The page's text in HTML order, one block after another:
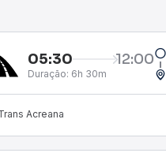
05:30 12:00
Duração: 6h 30m
Acreana